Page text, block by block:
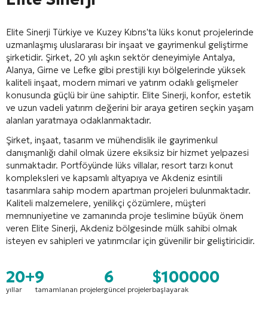
Elite Sinerji Türkiye ve Kuzey Kıbrıs'ta lüks konut projelerinde
uzmanlaşmış uluslararası bir inşaat ve gayrimenkul geliştirme
şirketidir. Şirket, 20 yılı aşkın sektör deneyimiyle Antalya,
Alanya, Girne ve Lefke gibi prestijli kıyı bölgelerinde yüksek
kaliteli inşaat, modern mimari ve yatırım odaklı gelişmeler
konusunda güçlü bir üne sahiptir. Elite Sinerji, konfor, estetik
ve uzun vadeli yatırım değerini bir araya getiren seçkin yaşam
alanları yaratmaya odaklanmaktadır.
Şirket, inşaat, tasarım ve mühendislik ile gayrimenkul
danışmanlığı dahil olmak üzere eksiksiz bir hizmet yelpazesi
sunmaktadır. Portföyünde lüks villalar, resort tarzı konut
kompleksleri ve kapsamlı altyapıya ve Akdeniz esintili
tasarımlara sahip modern apartman projeleri bulunmaktadır.
Kaliteli malzemelere, yenilikçi çözümlere, müşteri
memnuniyetine ve zamanında proje teslimine büyük önem
veren Elite Sinerji, Akdeniz bölgesinde mülk sahibi olmak
isteyen ev sahipleri ve yatırımcılar için güvenilir bir geliştiricidir.
20+
yıllar
9
tamamlanan projeler
6
güncel projeler
$100000
başlayarak